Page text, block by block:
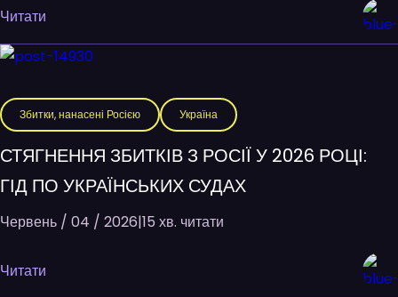
Читати
Збитки, нанасені Росією Україна
СТЯГНЕННЯ ЗБИТКІВ З РОСІЇ У 2026 РОЦІ:
ГІД ПО УКРАЇНСЬКИХ СУДАХ
Червень / 04 / 2026|15 хв. читати
Читати